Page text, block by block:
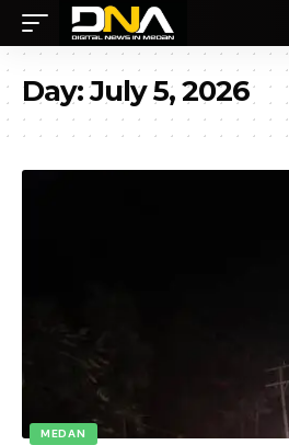
Day:July 5, 2026
MEDAN